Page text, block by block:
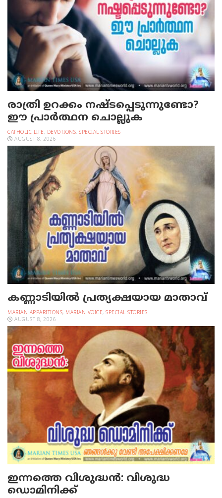
രാത്രി ഉറക്കം നഷ്ടപ്പെടുന്നുണ്ടോ?
ഈ പ്രാര്‍ത്ഥന ചൊല്ലുക
CATHOLIC LIFE, DEVOTIONS, SPECIAL STORIES
AUGUST 8, 2026
കണ്ണാടിയില്‍ പ്രത്യക്ഷയായ മാതാവ്
MARIAN APPARITIONS, MARIAN VOICE, SPECIAL STORIES
AUGUST 8, 2026
ഇന്നത്തെ വിശുദ്ധന്‍: വിശുദ്ധ
ഡൊമിനിക്ക്